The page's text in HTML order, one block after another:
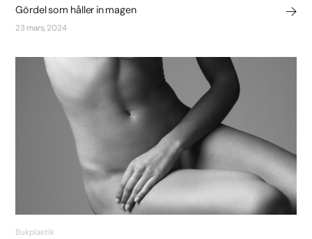
Gördel som håller in magen
23 mars, 2024
Bukplastik